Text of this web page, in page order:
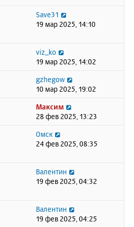
Save31
19 мар 2025, 14:10
viz_ko
19 мар 2025, 14:02
gzhegow
10 мар 2025, 19:02
Максим
28 фев 2025, 13:23
Омск
24 фев 2025, 08:35
Валентин
19 фев 2025, 04:32
Валентин
19 фев 2025, 04:25